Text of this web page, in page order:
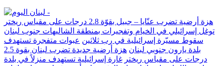
هزة أرضية تضرب عنّايا – جبيل بقوّة 2.8 درجات على مقياس ريختر
توغل إسرائيلي في الخيام وتفجيرات بمنطقة الشاليهات جنوب لبنان
سقوط مسيّرة إسرائيلية في رب ثلاثين عبوات متفجرة تستهدف
بلدة يارون جنوبي لبنان
هزة أرضية جديدة تضرب لبنان بقوة 2.5
درجات على مقياس ريختر غارة إسرائيلية تستهدف منزلاً في بلدة